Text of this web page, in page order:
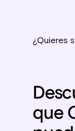
¿Quieres
que